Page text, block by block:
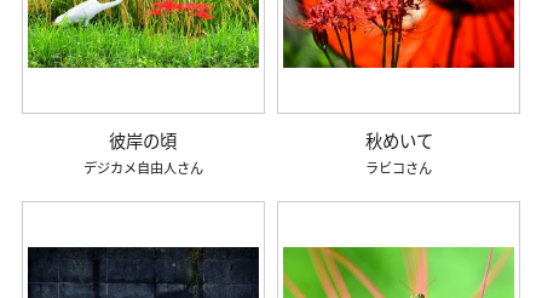
彼岸の頃
デジカメ自由人
秋めいて
ラビコ